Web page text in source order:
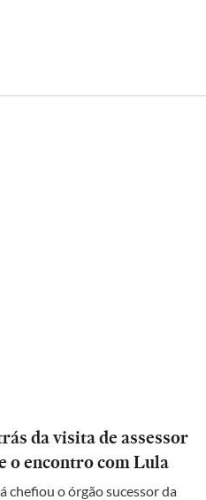
da visita de assessor
o encontro com Lula
chefiou o órgão sucessor da